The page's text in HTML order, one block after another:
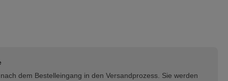
dem Bestelleingang in den Versandprozess. Sie werden